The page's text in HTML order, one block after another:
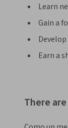
Learn
Gain a
Earn a
There